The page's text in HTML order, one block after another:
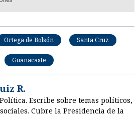
Ortega de Bolsón Santa Cruz
Guanacaste
R.
Escribe sobre temas políticos,
Cubre la Presidencia de la